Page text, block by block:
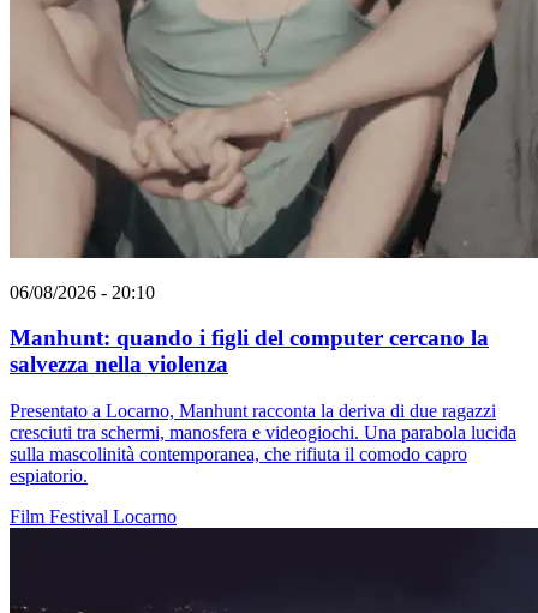
06/08/2026 - 20:10
Manhunt: quando i figli del computer cercano la
salvezza nella violenza
Presentato a Locarno, Manhunt racconta la deriva di due ragazzi
cresciuti tra schermi, manosfera e videogiochi. Una parabola lucida
sulla mascolinità contemporanea, che rifiuta il comodo capro
espiatorio.
Film Festival Locarno